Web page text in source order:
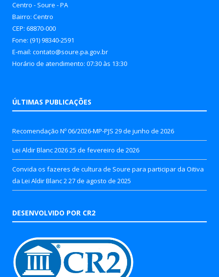
Centro - Soure - PA
Bairro: Centro
CEP: 68870-000
Fone: (91) 98340-2591
E-mail: contato@soure.pa.gov.br
Horário de atendimento: 07:30 às 13:30
ÚLTIMAS PUBLICAÇÕES
Recomendação Nº 06/2026-MP-PJS 29 de junho de 2026
Lei Aldir Blanc 202625 de fevereiro de 2026
Convida os fazeres de cultura de Soure para participar da Oitiva
da Lei Aldir Blanc 227 de agosto de 2025
DESENVOLVIDO POR CR2